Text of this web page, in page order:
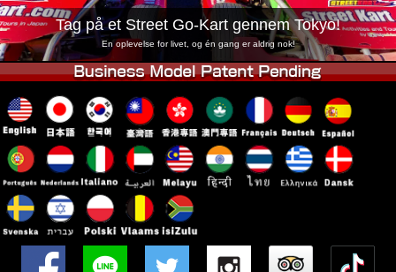
Tag på et Street Go-Kart gennem Tokyo!
En oplevelse for livet, og én gang er aldrig nok!